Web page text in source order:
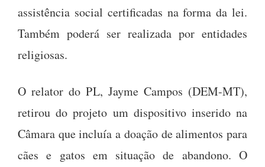
assistência social certificadas na forma da lei.
Também poderá ser realizada por entidades
religiosas.
O relator do PL, Jayme Campos (DEM-MT),
retirou do projeto um dispositivo inserido na
Câmara que incluía a doação de alimentos para
cães e gatos em situação de abandono. O